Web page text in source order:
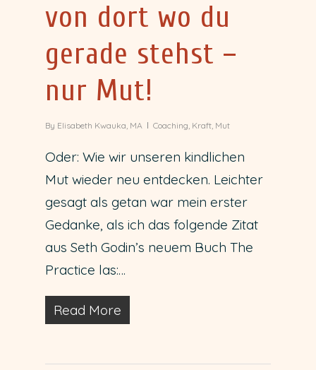
von dort wo du
gerade stehst –
nur Mut!
By Elisabeth Kwauka, MA Coaching, Kraft, Mut
Oder: Wie wir unseren kindlichen
Mut wieder neu entdecken. Leichter
gesagt als getan war mein erster
Gedanke, als ich das folgende Zitat
aus Seth Godin’s neuem Buch The
Practice las:…
Read More